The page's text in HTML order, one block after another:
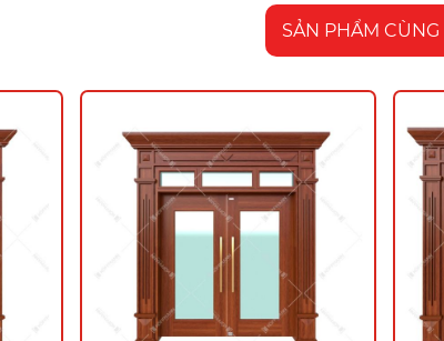
SẢN PHẨM CÙNG